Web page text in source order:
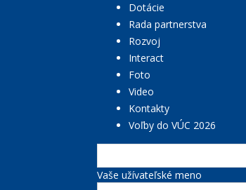
Dotácie
Rada partnerstva
Rozvoj
Interact
Foto
Video
Kontakty
Voľby do VÚC 2026
Vaše užívateľské meno